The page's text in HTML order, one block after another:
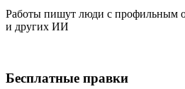
Работы пишут люди с профильным
и других ИИ
Бесплатные правки